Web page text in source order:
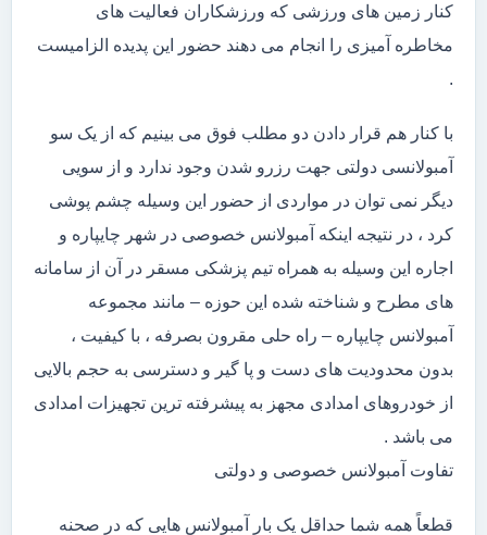
کنار زمین های ورزشی که ورزشکاران فعالیت های
مخاطره آمیزی را انجام می دهند حضور این پدیده الزامیست
.
با کنار هم قرار دادن دو مطلب فوق می بینیم که از یک سو
آمبولانسی دولتی جهت رزرو شدن وجود ندارد و از سویی
دیگر نمی توان در مواردی از حضور این وسیله چشم پوشی
کرد ، در نتیجه اینکه آمبولانس خصوصی در شهر چایپاره و
اجاره این وسیله به همراه تیم پزشکی مسقر در آن از سامانه
های مطرح و شناخته شده این حوزه – مانند مجموعه
آمبولانس چایپاره – راه حلی مقرون بصرفه ، با کیفیت ،
بدون محدودیت های دست و پا گیر و دسترسی به حجم بالایی
از خودروهای امدادی مجهز به پیشرفته ترین تجهیزات امدادی
می باشد .
تفاوت آمبولانس خصوصی و دولتی
قطعاً همه شما حداقل یک بار آمبولانس هایی که در صحنه